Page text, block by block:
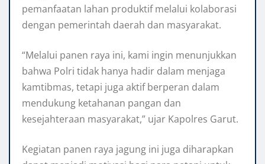
pemanfaatan lahan produktif melalui kolaborasi
dengan pemerintah daerah dan masyarakat.
“Melalui panen raya ini, kami ingin menunjukkan
bahwa Polri tidak hanya hadir dalam menjaga
kamtibmas, tetapi juga aktif berperan dalam
mendukung ketahanan pangan dan
kesejahteraan masyarakat,” ujar Kapolres Garut.
Kegiatan panen raya jagung ini juga diharapkan